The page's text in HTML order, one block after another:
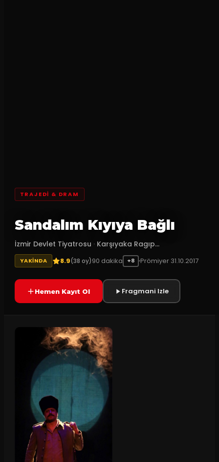
TRAJEDI & DRAM
Sandalım Kıyıya Bağlı
İzmir Devlet Tiyatrosu · Karşıyaka Ragıp...
YAKINDA 8.9(38 oy)90 dakika +8 Prömiyer 31.10.2017
Hemen Kayıt Ol Fragmani Izle